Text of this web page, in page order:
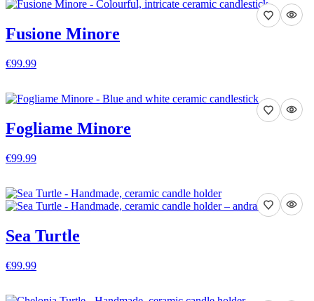
Fusione Minore
€99.99
Fogliame Minore
€99.99
Sea Turtle
€99.99